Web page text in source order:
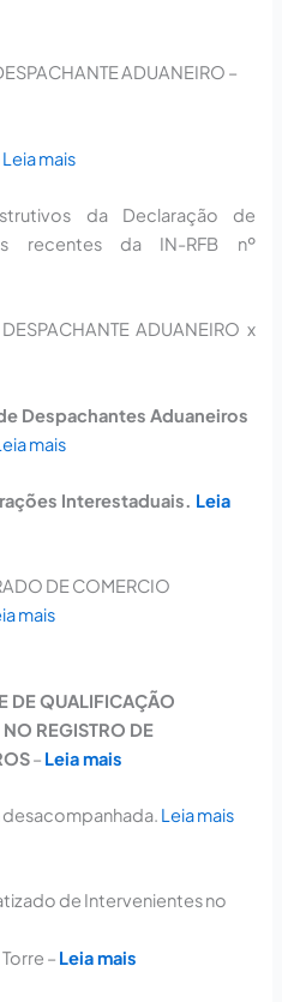
ADUANEIRO –
Leia mais
da Declaração de
recentes da IN-RFB nº
ADUANEIRO x
Despachantes Aduaneiros
mais
Interestaduais. Leia
DE COMERCIO
mais
DE QUALIFICAÇÃO
REGISTRO DE
– Leia mais
desacompanhada. Leia mais
de Intervenientes no
– Leia mais